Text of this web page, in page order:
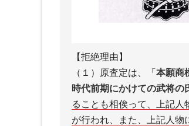
【拒絶理由】
（１）原査定は、「 本願商
時代前期にかけての武将の
ることも相俟って、上記
が行われ、また、上記人物